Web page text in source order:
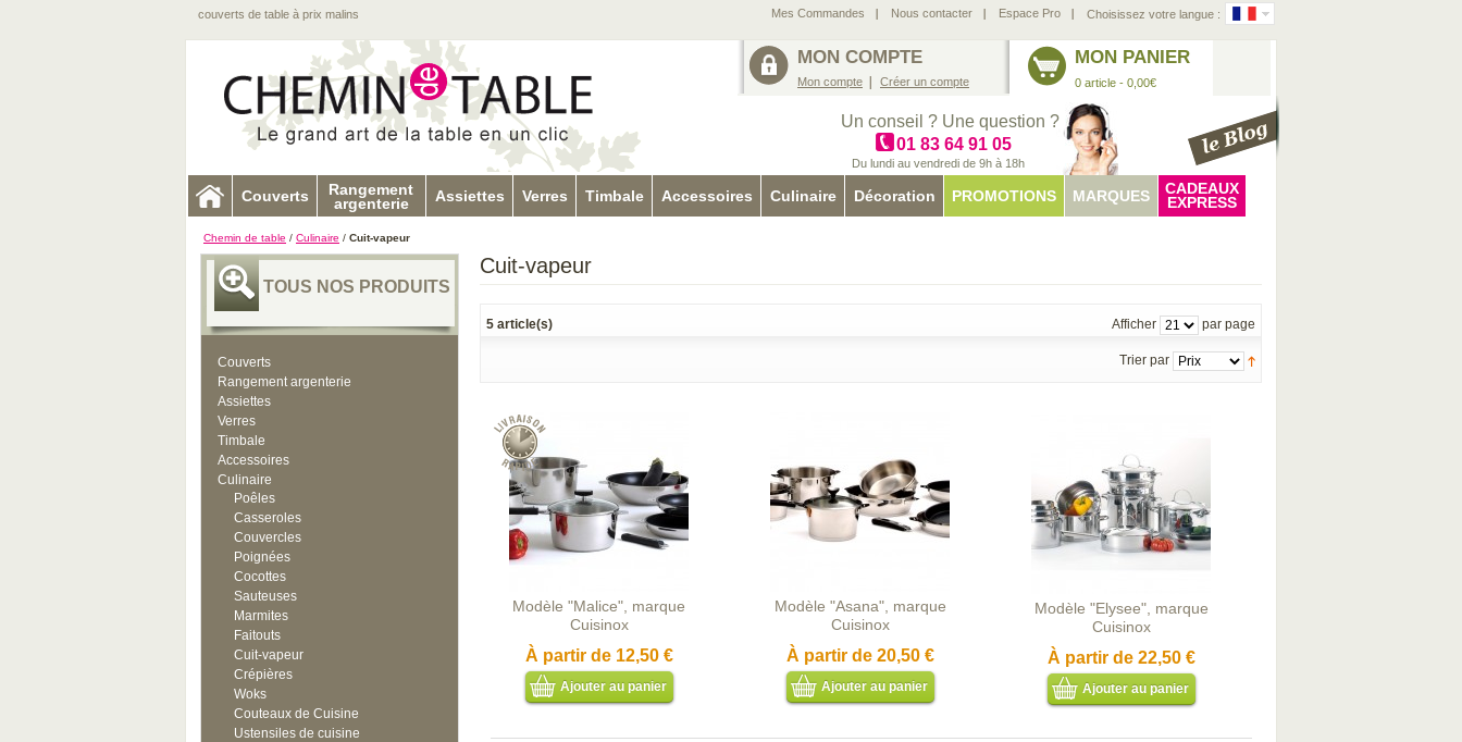
couverts de table à prix malins Mes Commandes Nous contacter Espace Pro Choisissez votre langue :
MON COMPTE
Mon compte Créer un compte
MON PANIER
0 article - 0,00€
Un conseil ? Une question ?
01 83 64 91 05
Du lundi au vendredi de 9h à 18h
Couverts
Rangement
argenterie
Assiettes Verres Timbale Accessoires Culinaire Décoration PROMOTIONS MARQUES
CADEAUX
EXPRESS
Chemin de table / Culinaire / Cuit-vapeur
Cuit-vapeur
5 article(s) Afficher par page
Trier par
Modèle "Malice", marque
Cuisinox
À partir de 12,50 €
Ajouter au panier
Modèle "Asana", marque
Cuisinox
À partir de 20,50 €
Ajouter au panier
Modèle "Elysee", marque
Cuisinox
À partir de 22,50 €
Ajouter au panier
TOUS NOS PRODUITS
Couverts
Rangement argenterie
Assiettes
Verres
Timbale
Accessoires
Culinaire
Poêles
Casseroles
Couvercles
Poignées
Cocottes
Sauteuses
Marmites
Faitouts
Cuit-vapeur
Crépières
Woks
Couteaux de Cuisine
Ustensiles de cuisine